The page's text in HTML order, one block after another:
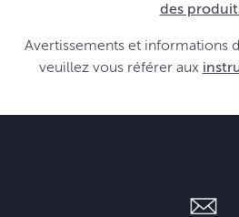
des
Avertissements et informations
veuillez vous référer aux